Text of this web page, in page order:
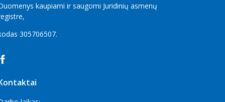
kaupiami ir saugomi Juridinių asmenų
305706507.